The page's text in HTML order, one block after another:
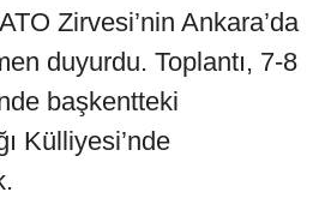
Zirvesi’nin Ankara’da
duyurdu. Toplantı, 7-8
başkentteki
Külliyesi’nde